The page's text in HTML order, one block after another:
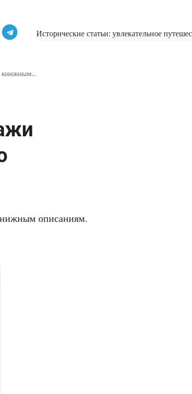
Исторические статьи: увлекательное
книжным..
описаниям.